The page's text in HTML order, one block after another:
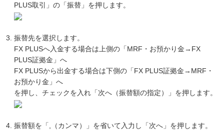
PLUS取引」の「振替」を押します。
振替先を選択します。
FX PLUSへ入金する場合は上側の「MRF・お預かり金→FX
PLUS証拠金」へ
FX PLUSから出金する場合は下側の「FX PLUS証拠金→MRF・
お預かり金」へ
を押し、チェックを入れ「次へ（振替額の指定）」を押します。
振替額を「,（カンマ）」を省いて入力し「次へ」を押します。